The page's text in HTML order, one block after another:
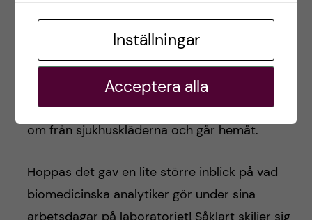
missats och analysen ligger i god fas!
16:30 – Hemgång
Arbetsdagen är slut och jag börjar ta mig
hemåt. Jag hänger undan min labbrock, byter
om från sjukhuskläderna och går hemåt.
Hoppas det gav en lite större inblick på vad
biomedicinska analytiker gör under sina
arbetsdagar på laboratoriet! Såklart skiljer sig
Inställningar
Acceptera alla